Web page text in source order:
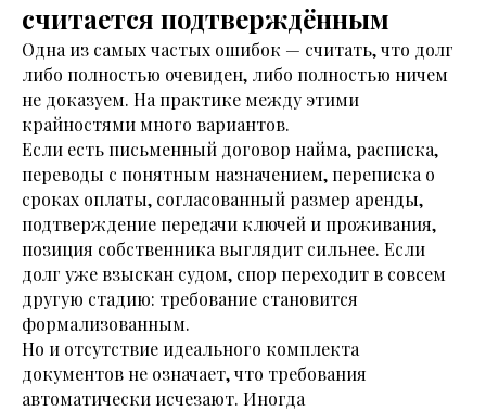
считается подтверждённым
Одна из самых частых ошибок — считать, что долг
либо полностью очевиден, либо полностью ничем
не доказуем. На практике между этими
крайностями много вариантов.
Если есть письменный договор найма, расписка,
переводы с понятным назначением, переписка о
сроках оплаты, согласованный размер аренды,
подтверждение передачи ключей и проживания,
позиция собственника выглядит сильнее. Если
долг уже взыскан судом, спор переходит в совсем
другую стадию: требование становится
формализованным.
Но и отсутствие идеального комплекта
документов не означает, что требования
автоматически исчезают. Иногда